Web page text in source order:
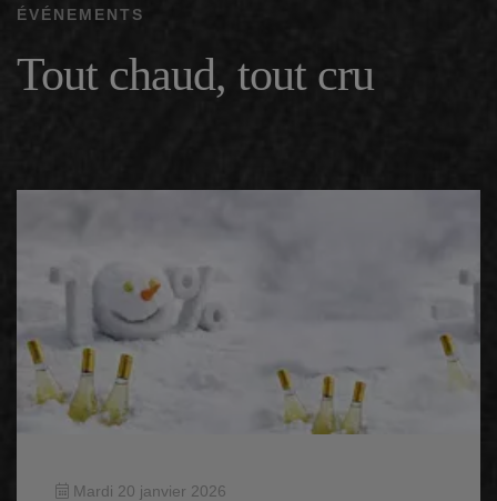
ÉVÉNEMENTS
Tout chaud, tout cru
Mardi 20 janvier 2026